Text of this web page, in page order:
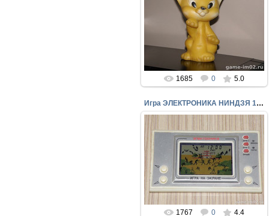
16.01.2017
Лисёнок сделан на Рижском заводе
резиновых игрушек в 1990г. Мои
любимые игрушки из СССР!!!
perepelin
1685 0 5.0
Игра ЭЛЕКТРОНИКА НИНДЗЯ 1995 года выпуска
06.10.2016
Редкая игра "ЭЛЕКТРОНИКА" -
"НИНДЗЯ"
perepelin
1767 0 4.4